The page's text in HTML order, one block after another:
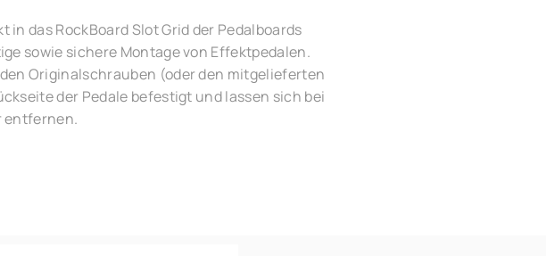
in das RockBoard Slot Grid der Pedalboards
sowie sichere Montage von Effektpedalen.
Originalschrauben (oder den mitgelieferten
der Pedale befestigt und lassen sich bei
entfernen.